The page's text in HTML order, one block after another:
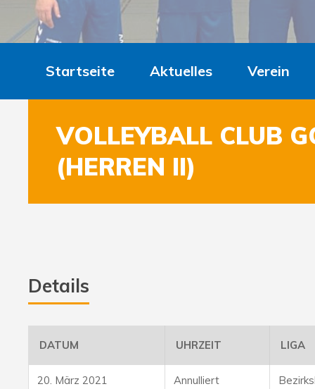
Startseite Aktuelles Verein
VOLLEYBALL CLUB
(HERREN II)
Details
DATUM UHRZEIT LIGA
20. März 2021 Annulliert